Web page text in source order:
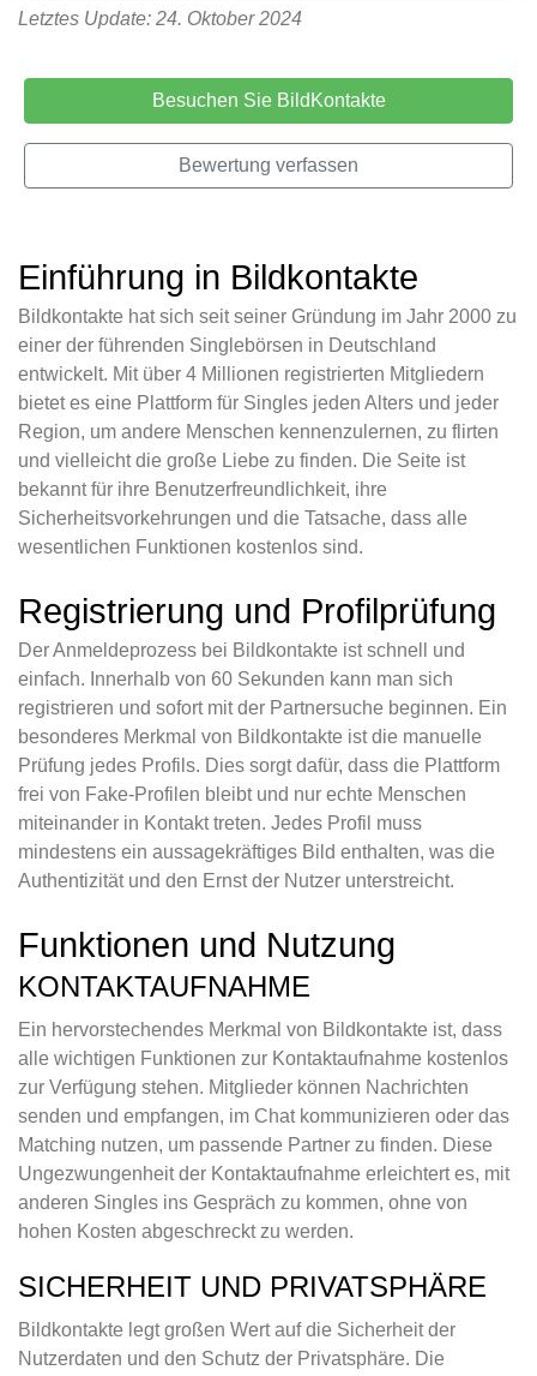
Letztes Update: 24. Oktober 2024
Besuchen Sie BildKontakte
Bewertung verfassen
Einführung in Bildkontakte
Bildkontakte hat sich seit seiner Gründung im Jahr 2000 zu
einer der führenden Singlebörsen in Deutschland
entwickelt. Mit über 4 Millionen registrierten Mitgliedern
bietet es eine Plattform für Singles jeden Alters und jeder
Region, um andere Menschen kennenzulernen, zu flirten
und vielleicht die große Liebe zu finden. Die Seite ist
bekannt für ihre Benutzerfreundlichkeit, ihre
Sicherheitsvorkehrungen und die Tatsache, dass alle
wesentlichen Funktionen kostenlos sind.
Registrierung und Profilprüfung
Der Anmeldeprozess bei Bildkontakte ist schnell und
einfach. Innerhalb von 60 Sekunden kann man sich
registrieren und sofort mit der Partnersuche beginnen. Ein
besonderes Merkmal von Bildkontakte ist die manuelle
Prüfung jedes Profils. Dies sorgt dafür, dass die Plattform
frei von Fake-Profilen bleibt und nur echte Menschen
miteinander in Kontakt treten. Jedes Profil muss
mindestens ein aussagekräftiges Bild enthalten, was die
Authentizität und den Ernst der Nutzer unterstreicht.
Funktionen und Nutzung
KONTAKTAUFNAHME
Ein hervorstechendes Merkmal von Bildkontakte ist, dass
alle wichtigen Funktionen zur Kontaktaufnahme kostenlos
zur Verfügung stehen. Mitglieder können Nachrichten
senden und empfangen, im Chat kommunizieren oder das
Matching nutzen, um passende Partner zu finden. Diese
Ungezwungenheit der Kontaktaufnahme erleichtert es, mit
anderen Singles ins Gespräch zu kommen, ohne von
hohen Kosten abgeschreckt zu werden.
SICHERHEIT UND PRIVATSPHÄRE
Bildkontakte legt großen Wert auf die Sicherheit der
Nutzerdaten und den Schutz der Privatsphäre. Die